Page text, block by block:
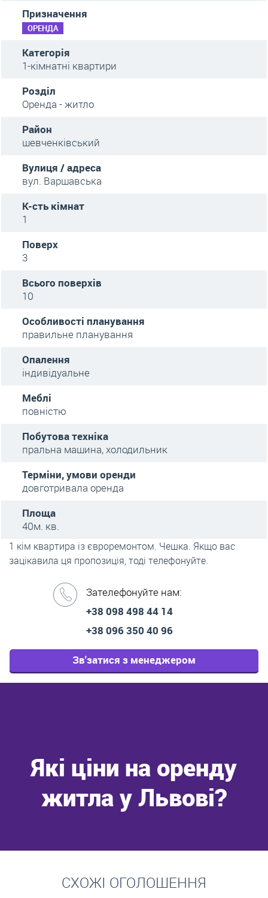
Призначення
ОРЕНДА
Категорія
1-кімнатні квартири
Розділ
Оренда - житло
Район
шевченківський
Вулиця / адреса
вул. Варшавська
К-сть кімнат
1
Поверх
3
Всього поверхів
10
Особливості планування
правильне планування
Опалення
індивідуальне
Меблі
повністю
Побутова техніка
пральна машина, холодильник
Терміни, умови оренди
довготривала оренда
Площа
40м. кв.
1 кім квартира із євроремонтом. Чешка. Якщо вас
зацікавила ця пропозиція, тоді телефонуйте.
Зателефонуйте нам:
+38 098 498 44 14
+38 096 350 40 96
Зв'затися з менеджером
Які ціни на оренду
житла у Львові?
СХОЖІ ОГОЛОШЕННЯ